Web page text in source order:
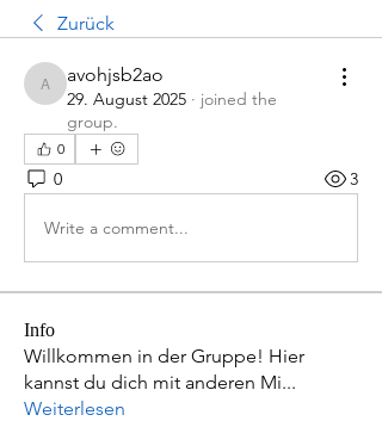
Zurück
avohjsb2ao
avohjsb2ao
29. August 2025 · joined the
group.
0
0 3
Write a comment...
Info
Willkommen in der Gruppe! Hier
kannst du dich mit anderen Mi...
Weiterlesen